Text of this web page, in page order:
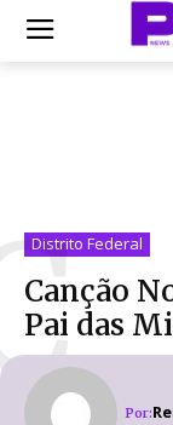
Distrito Federal
Canção
Pai das
Por: